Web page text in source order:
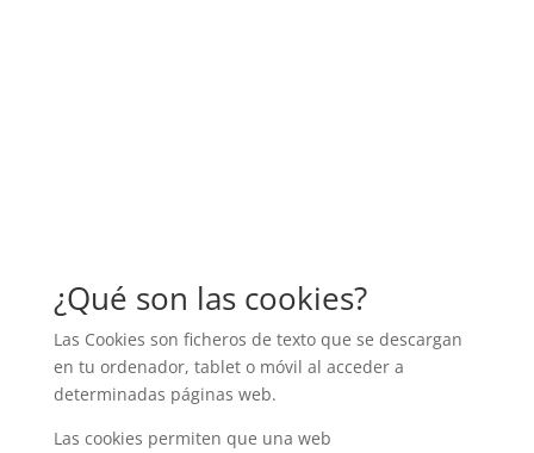
¿Qué son las cookies?
Las Cookies son ficheros de texto que se descargan
en tu ordenador, tablet o móvil al acceder a
determinadas páginas web.
Las cookies permiten que una web